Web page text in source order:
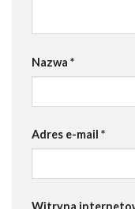
Nazwa *
Adres e-mail *